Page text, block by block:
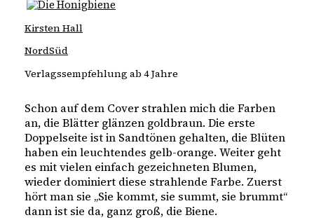
Kirsten Hall
NordSüd
Verlagssempfehlung ab 4 Jahre
Schon auf dem Cover strahlen mich die Farben
an, die Blätter glänzen goldbraun. Die erste
Doppelseite ist in Sandtönen gehalten, die Blüten
haben ein leuchtendes gelb-orange. Weiter geht
es mit vielen einfach gezeichneten Blumen,
wieder dominiert diese strahlende Farbe. Zuerst
hört man sie „Sie kommt, sie summt, sie brummt“
dann ist sie da, ganz groß, die Biene.